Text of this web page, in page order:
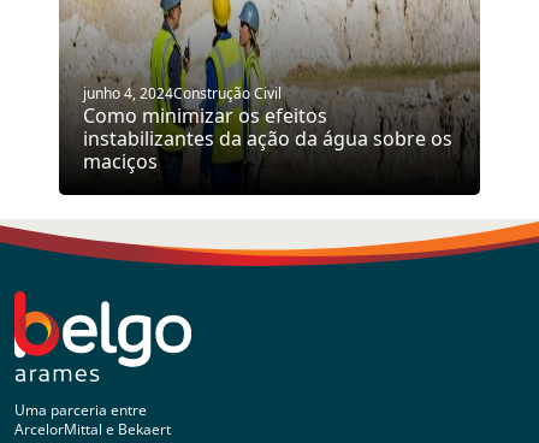
junho 4, 2024Construção Civil
Como minimizar os efeitos
instabilizantes da ação da água sobre os
maciços
Uma parceria entre
ArcelorMittal e Bekaert